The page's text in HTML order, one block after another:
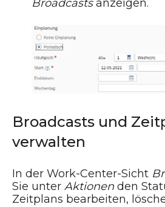
Broadcastsanzeigen.
Broadcasts und
verwalten
In der Work-Center-Sicht
Sie unter Aktionen den
Zeitplans bearbeiten,